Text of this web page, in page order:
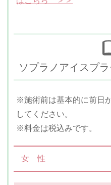
ソプラノアイスプ
※施術前は基本的に前日
してください。
※料金は税込みです。
女 性